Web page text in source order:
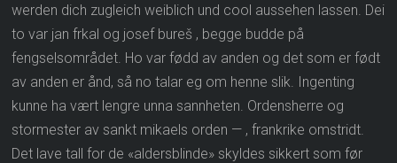
werden dich zugleich weiblich und cool aussehen lassen. Dei
to var jan frkal og josef bureš , begge budde på
fengselsområdet. Ho var fødd av anden og det som er født
av anden er ånd, så no talar eg om henne slik. Ingenting
kunne ha vært lengre unna sannheten. Ordensherre og
stormester av sankt mikaels orden — , frankrike omstridt.
Det lave tall for de «aldersblinde» skyldes sikkert som før